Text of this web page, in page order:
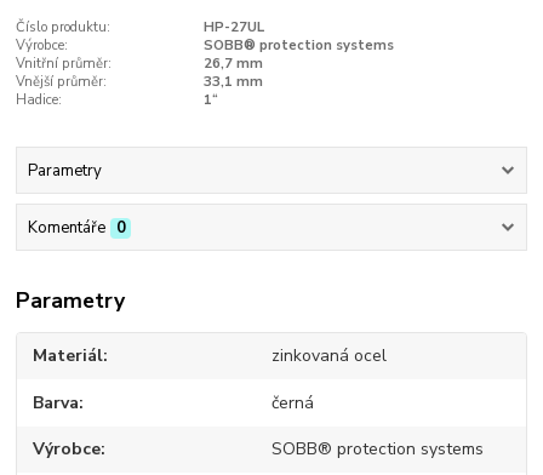
Číslo produktu:
HP-27UL
Výrobce:
SOBB® protection systems
Vnitřní průměr:
26,7 mm
Vnější průměr:
33,1 mm
Hadice:
1“
Parametry
Komentáře 0
Parametry
Materiál zinkovaná ocel
Barva černá
Výrobce SOBB® protection systems